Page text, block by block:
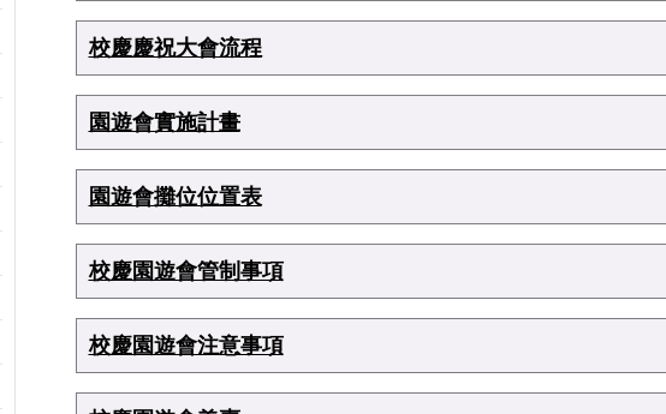
校慶慶祝大會流程
園遊會實施計畫
園遊會攤位位置表
校慶園遊會管制事項
校慶園遊會注意事項